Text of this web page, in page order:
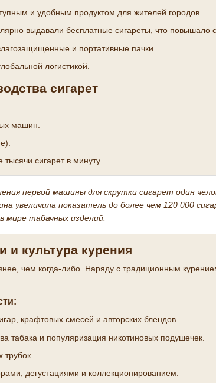
и удобным продуктом для жителей городов.
выдавали бесплатные сигареты, что
и портативные пачки.
логистикой.
сигарет
машин.
сигарет в минуту.
первой машины для скрутки сигарет один
увеличила показатель до более чем 120 000
мире табачных изделий.
и культура курения
чем когда-либо. Наряду с традиционным
крафтовых смесей и авторских блендов.
табака и популяризация никотиновых подушечек.
трубок.
дегустациями и коллекционированием.